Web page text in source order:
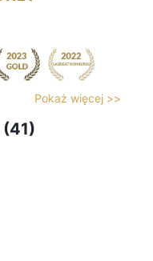
Pokaż więcej >>
(41)